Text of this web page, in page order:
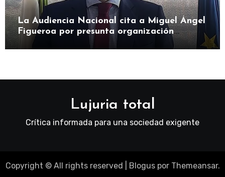
La Audiencia Nacional cita a Miguel Ángel
Figueroa por presunta organización
Lujuria total
Crítica informada para una sociedad exigente
Copyright © All rights reserved Bloguspor Themeansar.